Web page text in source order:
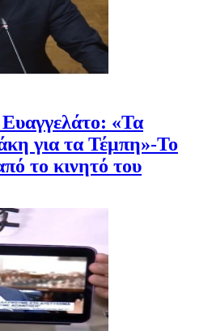
«Τα
για τα Τέμπη»-Το
το κινητό του